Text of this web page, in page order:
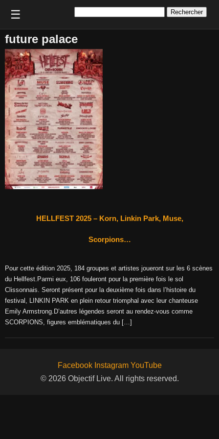
☰
future palace
HELLFEST 2025 – Korn, Linkin Park, Muse,
Scorpions…
Pour cette édition 2025, 184 groupes et artistes joueront sur les 6 scènes
du Hellfest.Parmi eux, 106 fouleront pour la première fois le sol
Clissonnais. Seront présent pour la deuxième fois dans l’histoire du
festival, LINKIN PARK en plein retour triomphal avec leur chanteuse
Emily Armstrong.D’autres légendes seront au rendez-vous comme
SCORPIONS, figures emblématiques du […]
Facebook Instagram YouTube
© 2026 Objectif Live. All rights reserved.